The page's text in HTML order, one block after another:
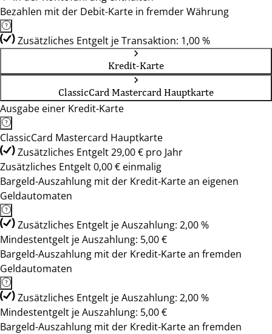
Bezahlen mit der Debit-Karte in fremder Währung
Zusätzliches Entgelt je Transaktion: 1,00 %
Kredit-Karte
ClassicCard Mastercard Hauptkarte
Ausgabe einer Kredit-Karte
ClassicCard Mastercard Hauptkarte
Zusätzliches Entgelt 29,00 € pro Jahr
Zusätzliches Entgelt 0,00 € einmalig
Bargeld-Auszahlung mit der Kredit-Karte an eigenen
Geldautomaten
Zusätzliches Entgelt je Auszahlung: 2,00 %
Mindestentgelt je Auszahlung: 5,00 €
Bargeld-Auszahlung mit der Kredit-Karte an fremden
Geldautomaten
Zusätzliches Entgelt je Auszahlung: 2,00 %
Mindestentgelt je Auszahlung: 5,00 €
Bargeld-Auszahlung mit der Kredit-Karte an fremden